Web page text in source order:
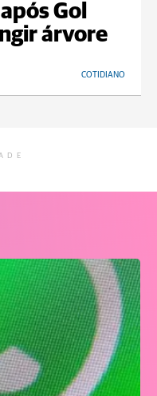
Gol
árvore
COTIDIANO